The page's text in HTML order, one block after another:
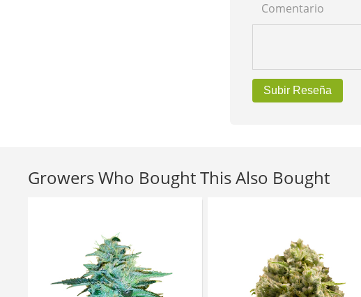
Comentario
Subir Reseña
Growers Who Bought This Also Bought